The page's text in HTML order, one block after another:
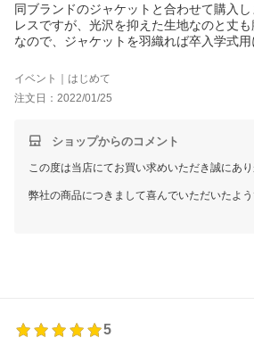
同ブランドのジャケットと合わせて購入
レスですが、光沢を抑えた生地なのと丈
なので、ジャケットを羽織れば卒入学式用
いかと思い購入しました。品のある落ち
ージ通りフォーマルの場にも使え安心しま
りはワンピースに近いのでちょっとした
思います。5の付く日のクーポン使用で購
158センチ痩せ型でバストも小さめなので
イベント｜はじめて
注文日：2022/01/25
ショップからのコメント
この度は当店にてお買い求めいただき誠にあり
弊社の商品につきまして喜んでいただいたよ
す。
5